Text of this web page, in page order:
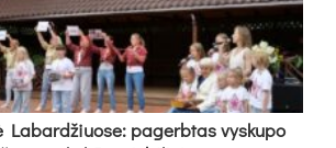
La­bar­džiuo­se: pa­gerb­tas vys­ku­po